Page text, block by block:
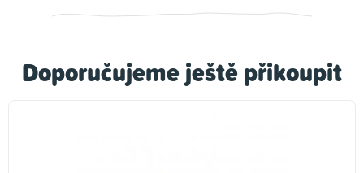
Doporučujeme ještě přikoupit